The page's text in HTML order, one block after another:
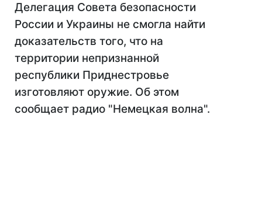
Делегация Совета безопасности
России и Украины не смогла найти
доказательств того, что на
территории непризнанной
республики Приднестровье
изготовляют оружие. Об этом
сообщает радио "Немецкая волна".